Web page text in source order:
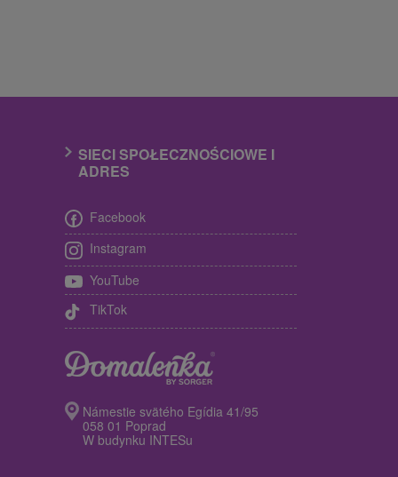
SIECI SPOŁECZNOŚCIOWE I
ADRES
Facebook
Instagram
YouTube
TikTok
Námestie svätého Egídia 41/95
058 01 Poprad
W budynku INTESu